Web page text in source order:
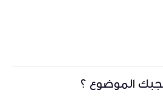
الموضوع ؟